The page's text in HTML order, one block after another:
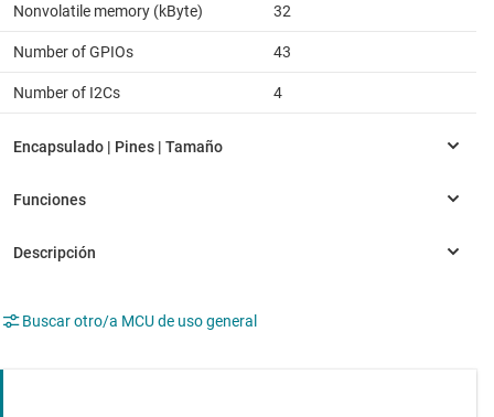
Nonvolatile memory (kByte) 32
Number of GPIOs 43
Number of I2Cs 4
Buscar otro/a MCU de uso general